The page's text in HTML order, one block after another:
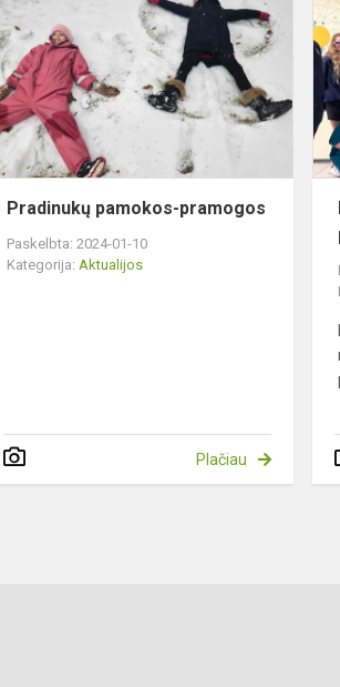
Pradinukų pamokos-pramogos
Paskelbta: 2024-01-10
Kategorija:Aktualijos
Plačiau